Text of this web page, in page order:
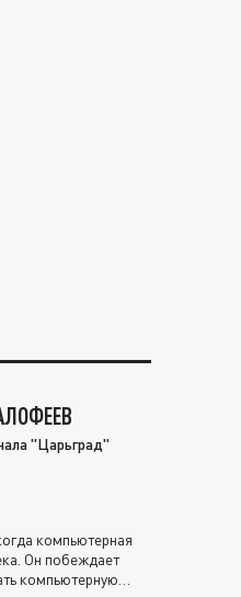
"Царьград"
компьютерная
Он побеждает
компьютерную